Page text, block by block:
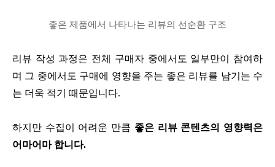
좋은 제품에서 나타나는 리뷰의 선순환 구조
리뷰 작성 과정은 전체 구매자 중에서도 일부만이 참여하
며 그 중에서도 구매에 영향을 주는 좋은 리뷰를 남기는 수
는 더욱 적기 때문입니다.
하지만 수집이 어려운 만큼 좋은 리뷰 콘텐츠의 영향력은
어마어마 합니다.